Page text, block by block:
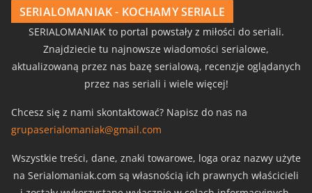
SERIALOMANIAK - KOCHAMY SERIALE
SERIALOMANIAK to portal powstały z miłości do seriali.
Znajdziecie tu najnowsze wiadomości serialowe,
aktualizowaną przez nas bazę serialową, recenzje oglądanych
przez nas seriali i wiele więcej!
Chcesz się z nami skontaktować? Napisz do nas na
grupaserialomaniak@gmail.com
Wszystkie treści, dane, znaki towarowe, loga oraz nazwy użyte
na Serialomaniak.com są własnością ich prawnych właścicieli